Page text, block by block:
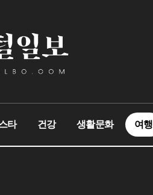
타 건강 생활문화 여행